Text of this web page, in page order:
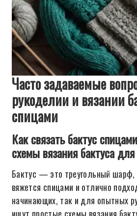
Часто задаваемые
рукоделии и вязании
спицами
Как связать бактус
схемы вязания бактуса
Бактус — это треугольный шарф,
вяжется спицами и отлично
начинающих, так и для опытных